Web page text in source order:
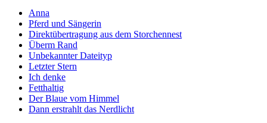
Anna
Pferd und Sängerin
Direktübertragung aus dem Storchennest
Überm Rand
Unbekannter Dateityp
Letzter Stern
Ich denke
Fetthaltig
Der Blaue vom Himmel
Dann erstrahlt das Nerdlicht